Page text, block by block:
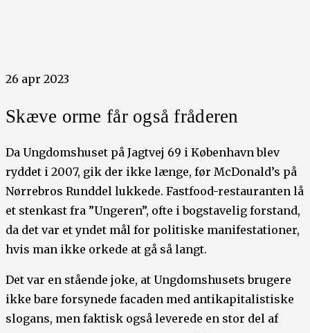
26 apr 2023
Skæve orme får også fråderen
Da Ungdomshuset på Jagtvej 69 i København blev
ryddet i 2007, gik der ikke længe, før McDonald’s på
Nørrebros Runddel lukkede. Fastfood-restauranten lå
et stenkast fra ”Ungeren”, ofte i bogstavelig forstand,
da det var et yndet mål for politiske manifestationer,
hvis man ikke orkede at gå så langt.
Det var en stående joke, at Ungdomshusets brugere
ikke bare forsynede facaden med antikapitalistiske
slogans, men faktisk også leverede en stor del af